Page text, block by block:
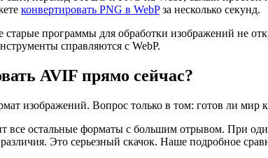
конвертировать PNG в WebPза несколько секунд.
программы для обработки изображений не
справляются с WebP.
AVIF прямо сейчас?
изображений. Вопрос только в том: готов ли мир
все остальные форматы с большим отрывом. При
Это серьезный скачок. Наше подробное